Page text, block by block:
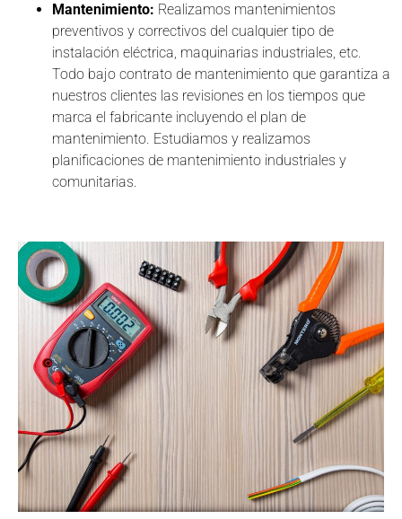
Mantenimiento: Realizamos mantenimientos
preventivos y correctivos del cualquier tipo de
instalación eléctrica, maquinarias industriales, etc.
Todo bajo contrato de mantenimiento que garantiza a
nuestros clientes las revisiones en los tiempos que
marca el fabricante incluyendo el plan de
mantenimiento. Estudiamos y realizamos
planificaciones de mantenimiento industriales y
comunitarias.